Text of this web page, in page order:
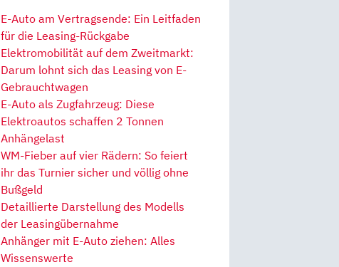
E-Auto am Vertragsende: Ein Leitfaden
für die Leasing-Rückgabe
Elektromobilität auf dem Zweitmarkt:
Darum lohnt sich das Leasing von E-
Gebrauchtwagen
E-Auto als Zugfahrzeug: Diese
Elektroautos schaffen 2 Tonnen
Anhängelast
WM-Fieber auf vier Rädern: So feiert
ihr das Turnier sicher und völlig ohne
Bußgeld
Detaillierte Darstellung des Modells
der Leasingübernahme
Anhänger mit E-Auto ziehen: Alles
Wissenswerte